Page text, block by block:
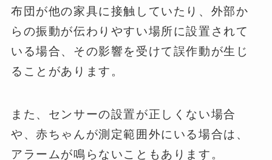
布団が他の家具に接触していたり、外部か
らの振動が伝わりやすい場所に設置されて
いる場合、その影響を受けて誤作動が生じ
ることがあります。
また、センサーの設置が正しくない場合
や、赤ちゃんが測定範囲外にいる場合は、
アラームが鳴らないこともあります。